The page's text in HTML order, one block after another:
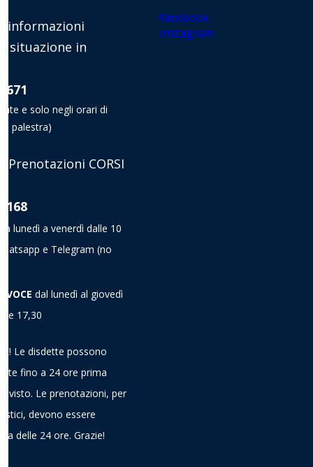
informazioni
situazione in
671
e solo negli orari di
palestra)
Prenotazioni CORSI
168
lunedì a venerdì dalle 10
e Telegram (no
VOCE dal lunedì al giovedì
17,30
Le disdette possono
fino a 24 ore prima
Le prenotazioni, per
devono essere
delle 24 ore. Grazie!
facebook
instagram